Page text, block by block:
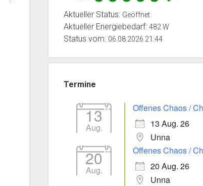
Aktueller Status: Geöffnet
Aktueller Energiebedarf:482 W
Status vom: 06.08.2026 21:44
Termine
13
Aug.
Offenes Chaos /
13 Aug. 26
Unna
20
Aug.
Offenes Chaos /
20 Aug. 26
Unna